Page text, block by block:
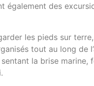
également des
les pieds sur
tout au long de
la brise